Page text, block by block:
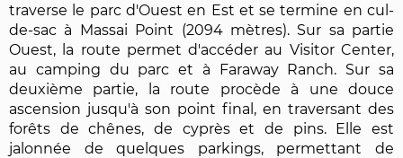
traverse le parc d'Ouest en Est et se termine en cul-
de-sac à Massai Point (2094 mètres). Sur sa partie
Ouest, la route permet d'accéder au Visitor Center,
au camping du parc et à Faraway Ranch. Sur sa
deuxième partie, la route procède à une douce
ascension jusqu'à son point final, en traversant des
forêts de chênes, de cyprès et de pins. Elle est
jalonnée de quelques parkings, permettant de